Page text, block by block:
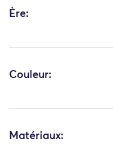
Ère:
Couleur:
Matériaux: